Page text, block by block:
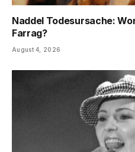
Naddel Todesursache:
Farrag?
August 4, 2026